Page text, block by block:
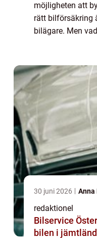
möjligheten att
rätt bilförsäkring
bilägare. Men
...
30 juni 2026 Anna
redaktionel
Bilservice Östersund så tar
bilen i